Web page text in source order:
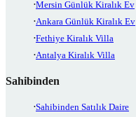
Mersin Günlük Kiralık Ev
Ankara Günlük Kiralık Ev
Fethiye Kiralık Villa
Antalya Kiralık Villa
Sahibinden
Sahibinden Satılık Daire